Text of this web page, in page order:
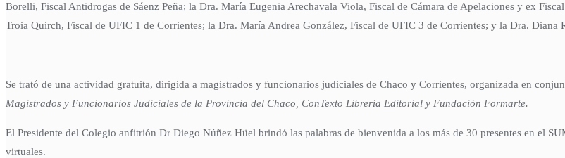
Borelli, Fiscal Antidrogas de Sáenz Peña; la Dra. María Eugenia Arechavala Viola, Fiscal de Cámara de Apelaciones y ex
Troia Quirch, Fiscal de UFIC 1 de Corrientes; la Dra. María Andrea González, Fiscal de UFIC 3 de Corrientes; y la Dra. Diana
Se trató de una actividad gratuita, dirigida a magistrados y funcionarios judiciales de Chaco y Corrientes, organizada en
Magistrados y Funcionarios Judiciales de la Provincia del Chaco, ConTexto Librería Editorial y Fundación Formarte.
El Presidente del Colegio anfitrión Dr Diego Núñez Hüel brindó las palabras de bienvenida a los más de 30 presentes en el
virtuales.